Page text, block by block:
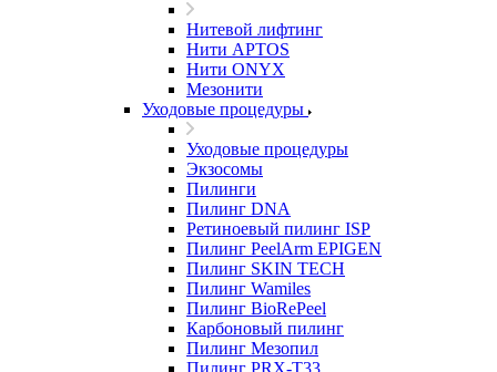
Нитевой лифтинг
Нити APTOS
Нити ONYX
Мезонити
Уходовые процедуры
Уходовые процедуры
Экзосомы
Пилинги
Пилинг DNA
Ретиноевый пилинг ISP
Пилинг PeelArm EPIGEN
Пилинг SKIN TECH
Пилинг Wamiles
Пилинг BioRePeel
Карбоновый пилинг
Пилинг Мезопил
Пилинг PRX-T33